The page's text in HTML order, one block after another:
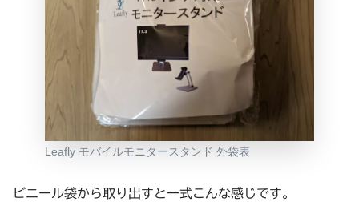
Leafly モバイルモニタースタンド 外袋表
ビニール袋から取り出すと一式こんな感じです。